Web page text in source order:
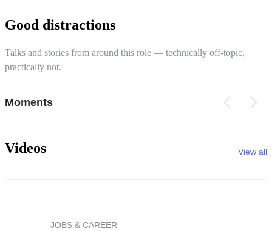
Good distractions
Talks and stories from around this role — technically off-topic,
practically not.
Moments
Videos View all
JOBS & CAREER